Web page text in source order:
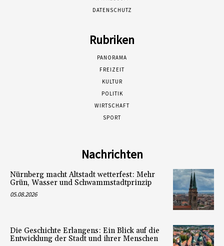
DATENSCHUTZ
Rubriken
PANORAMA
FREIZEIT
KULTUR
POLITIK
WIRTSCHAFT
SPORT
Nachrichten
Nürnberg macht Altstadt wetterfest: Mehr
Grün, Wasser und Schwammstadtprinzip
05.08.2026
Die Geschichte Erlangens: Ein Blick auf die
Entwicklung der Stadt und ihrer Menschen